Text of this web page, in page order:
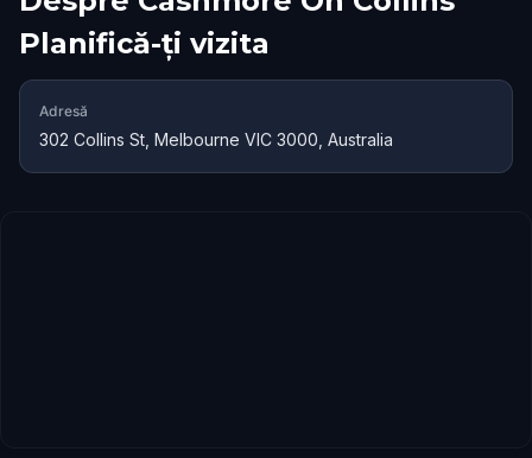
Planifică-ți vizita
Adresă
302 Collins St, Melbourne VIC 3000, Australia